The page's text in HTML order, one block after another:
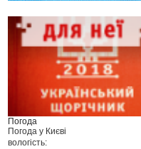
Погода
Погода у Києві
вологість: